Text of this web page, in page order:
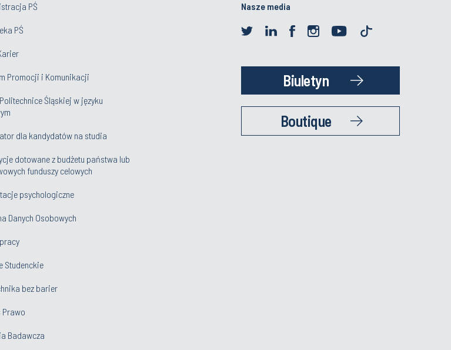
PŚ
PŚ
Promocji i Komunikacji
Śląskiej w języku
dla kandydatów na studia
dotowane z budżetu państwa lub
funduszy celowych
psychologiczne
Danych Osobowych
Studenckie
bez barier
Prawo
Badawcza
Nasze media
Biuletyn
Boutique